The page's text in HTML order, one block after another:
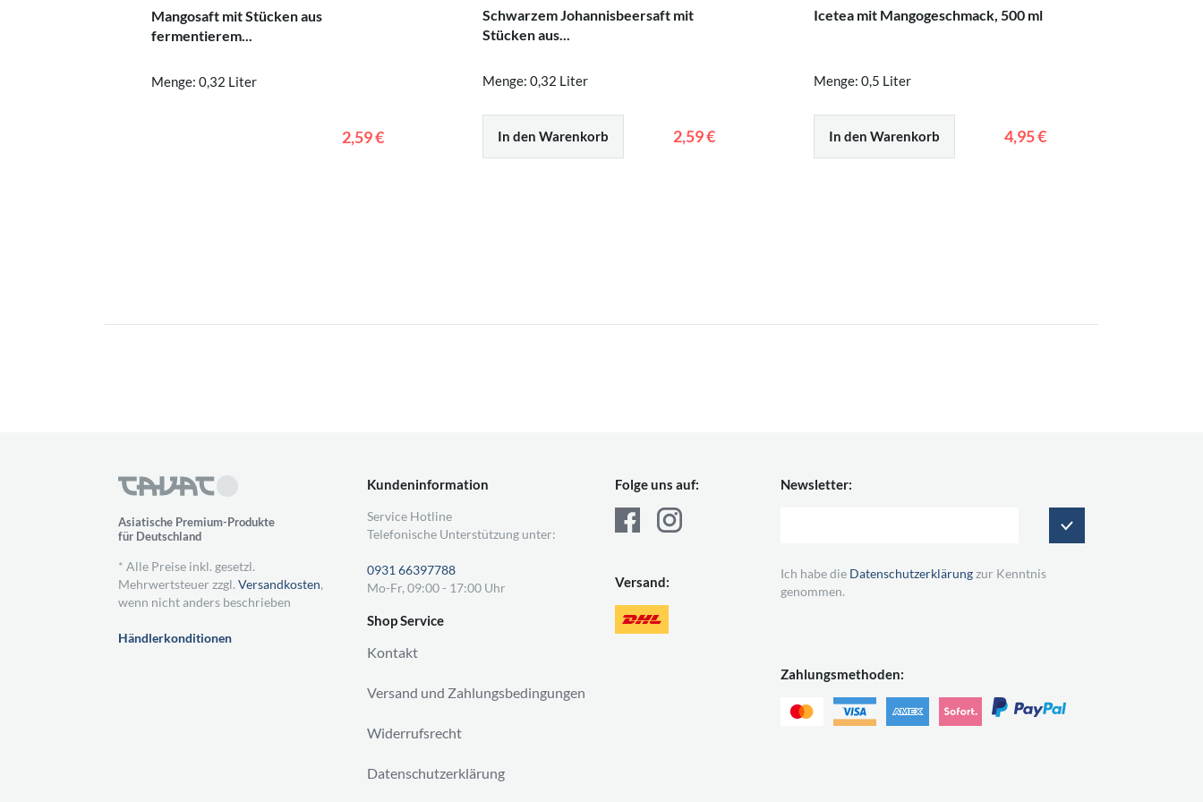
Mangosaft mit Stücken aus
fermentierem...
Menge: 0,32 Liter
2,59 €
Schwarzem Johannisbeersaft mit
Stücken aus...
Menge: 0,32 Liter
In den Warenkorb 2,59 €
Icetea mit Mangogeschmack, 500 ml
Menge: 0,5 Liter
In den Warenkorb 4,95 €
Asiatische Premium-Produkte
für Deutschland
* Alle Preise inkl. gesetzl.
Mehrwertsteuer zzgl. Versandkosten,
wenn nicht anders beschrieben
Händlerkonditionen
Kundeninformation
Service Hotline
Telefonische Unterstützung unter:
0931 66397788
Mo-Fr, 09:00 - 17:00 Uhr
Shop Service
Kontakt
Versand und Zahlungsbedingungen
Widerrufsrecht
Datenschutzerklärung
Folge uns auf:
Versand:
Newsletter:
Ich habe die Datenschutzerklärungzur Kenntnis
genommen.
Zahlungsmethoden: